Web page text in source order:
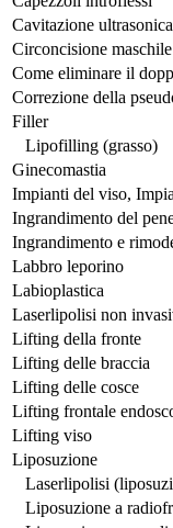
Cavitazione ultrasonica
Circoncisione maschile
Come eliminare il
Correzione della
Filler
Lipofilling (grasso)
Ginecomastia
Impianti del viso,
Ingrandimento del
Ingrandimento e
Labbro leporino
Labioplastica
Laserlipolisi non
Lifting della fronte
Lifting delle braccia
Lifting delle cosce
Lifting frontale
Lifting viso
Liposuzione
Laserlipolisi
Liposuzione a